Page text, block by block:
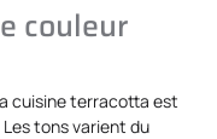
couleur
cuisine terracotta est
tons varient du